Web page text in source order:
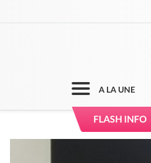
A LA UNE
FLASH INFO